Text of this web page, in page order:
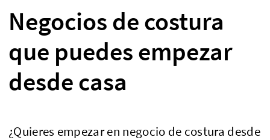
Negocios de costura
que puedes empezar
desde casa
¿Quieres empezar en negocio de costura desde